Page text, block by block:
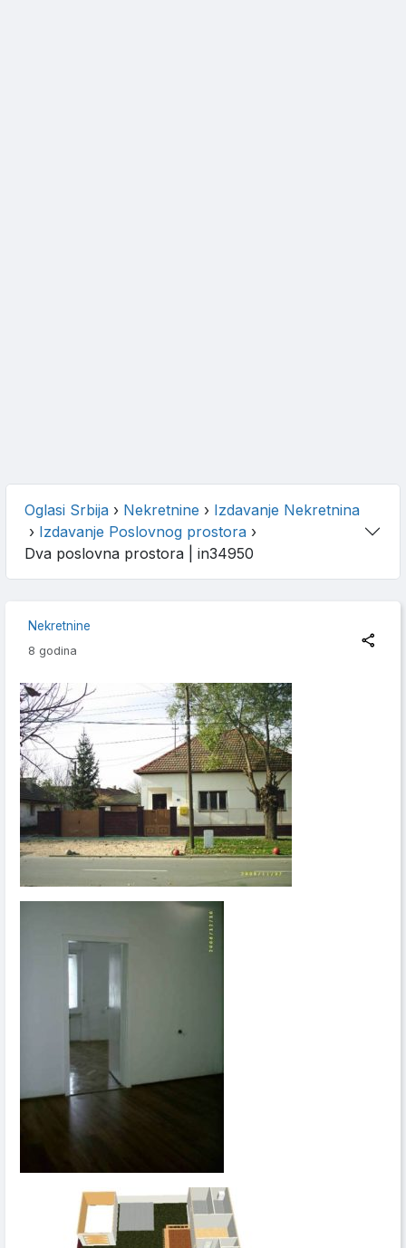
Oglasi Srbija › Nekretnine › Izdavanje Nekretnina
› Izdavanje Poslovnog prostora ›
Dva poslovna prostora | in34950
Nekretnine
8 godina